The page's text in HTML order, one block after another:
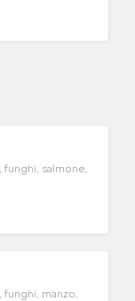
salmone,
manzo,